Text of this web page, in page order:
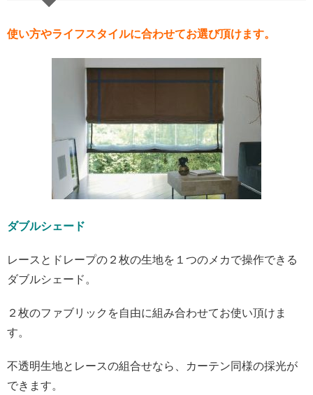
使い方やライフスタイルに合わせてお選び頂けます。
ダブルシェード
レースとドレープの２枚の生地を１つのメカで操作できる
ダブルシェード。
２枚のファブリックを自由に組み合わせてお使い頂けま
す。
不透明生地とレースの組合せなら、カーテン同様の採光が
できます。